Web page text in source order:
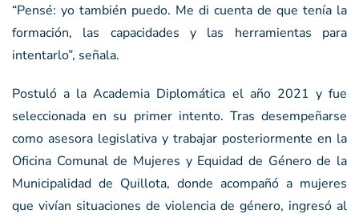
“Pensé: yo también puedo. Me di cuenta de que tenía la
formación, las capacidades y las herramientas para
intentarlo”, señala.
Postuló a la Academia Diplomática el año 2021 y fue
seleccionada en su primer intento. Tras desempeñarse
como asesora legislativa y trabajar posteriormente en la
Oficina Comunal de Mujeres y Equidad de Género de la
Municipalidad de Quillota, donde acompañó a mujeres
que vivían situaciones de violencia de género, ingresó al